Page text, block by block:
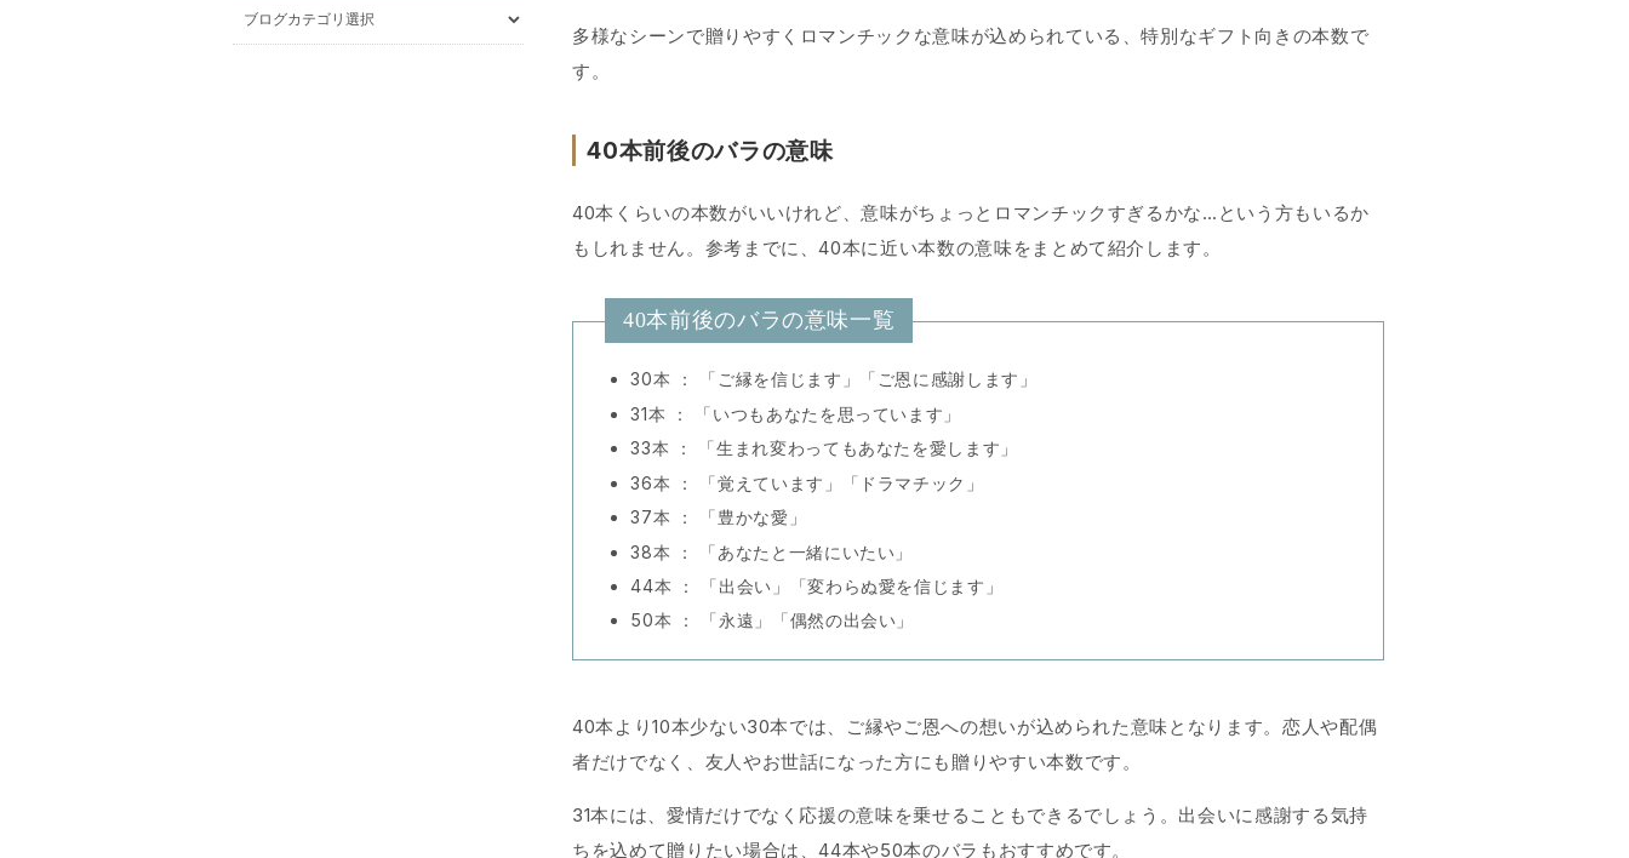
多様なシーンで贈りやすくロマンチックな意味が込められている、特別なギフト向きの本数で
す。
40本前後のバラの意味
40本くらいの本数がいいけれど、意味がちょっとロマンチックすぎるかな…という方もいるか
もしれません。参考までに、40本に近い本数の意味をまとめて紹介します。
40本前後のバラの意味一覧
30本 ： 「ご縁を信じます」「ご恩に感謝します」
31本 ： 「いつもあなたを思っています」
33本 ： 「生まれ変わってもあなたを愛します」
36本 ： 「覚えています」「ドラマチック」
37本 ： 「豊かな愛」
38本 ： 「あなたと一緒にいたい」
44本 ： 「出会い」「変わらぬ愛を信じます」
50本 ： 「永遠」「偶然の出会い」
40本より10本少ない30本では、ご縁やご恩への想いが込められた意味となります。恋人や配偶
者だけでなく、友人やお世話になった方にも贈りやすい本数です。
31本には、愛情だけでなく応援の意味を乗せることもできるでしょう。出会いに感謝する気持
ちを込めて贈りたい場合は、44本や50本のバラもおすすめです。